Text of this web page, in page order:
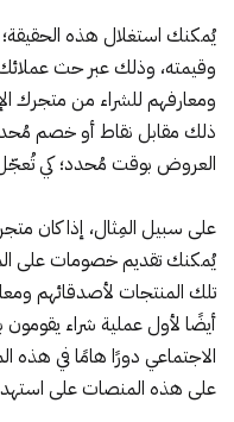
يُمكنك استغلال هذه الحقيقة؛
وقيمته، وذلك عبر حث
ومعارفهم للشراء من متجرك
ذلك مقابل نقاط أو خصم
العروض بوقت مُحدد؛ كي تُعجّل
على سبيل المِثال، إذا كان
يُمكنك تقديم خصومات على
تلك المنتجات لأصدقائهم
أيضًا لأول عملية شراء
الاجتماعي دورًا هامًا في هذه
على هذه المنصات على